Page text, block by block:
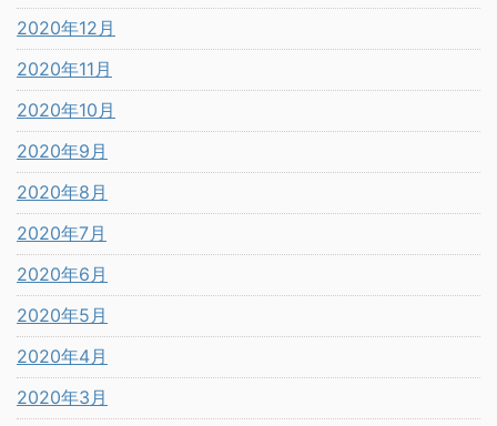
2020年12月
2020年11月
2020年10月
2020年9月
2020年8月
2020年7月
2020年6月
2020年5月
2020年4月
2020年3月